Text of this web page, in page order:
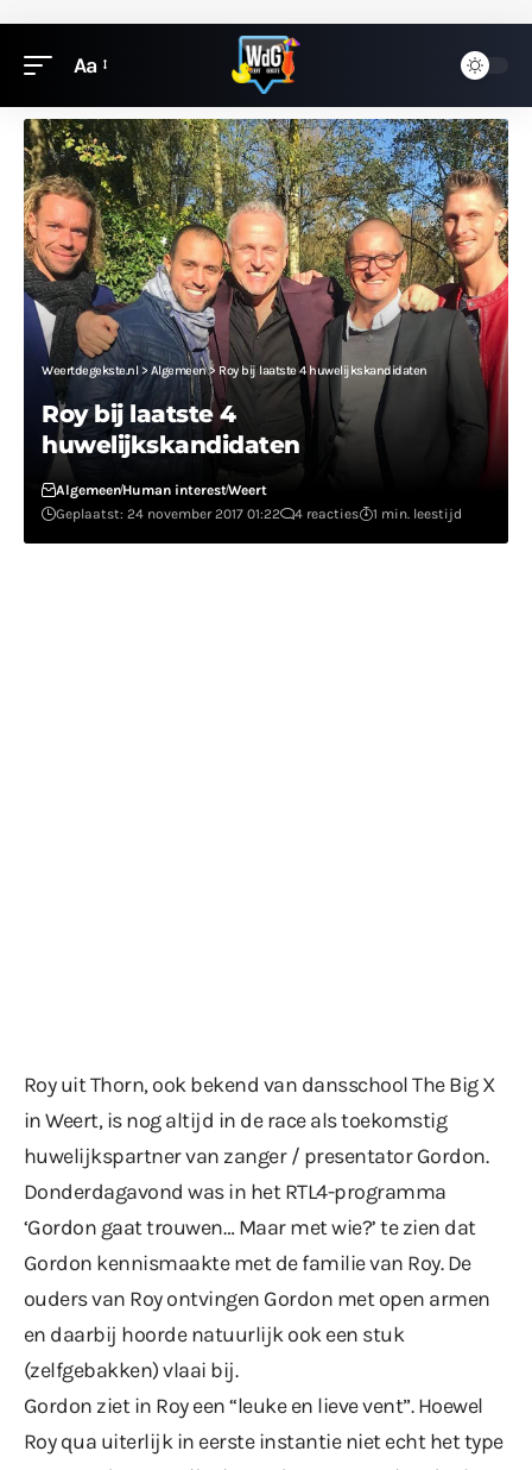
Aa
Weertdegekste.nl> Algemeen> Roy bij laatste 4 huwelijkskandidaten
Roy bij laatste 4
huwelijkskandidaten
AlgemeenHuman interestWeert
Geplaatst: 24 november 2017 01:22
4 reacties 1 min. leestijd
Roy uit Thorn, ook bekend van dansschool The Big X
in Weert, is nog altijd in de race als toekomstig
huwelijkspartner van zanger / presentator Gordon.
Donderdagavond was in het RTL4-programma
‘Gordon gaat trouwen… Maar met wie?’ te zien dat
Gordon kennismaakte met de familie van Roy. De
ouders van Roy ontvingen Gordon met open armen
en daarbij hoorde natuurlijk ook een stuk
(zelfgebakken) vlaai bij.
Gordon ziet in Roy een “leuke en lieve vent”. Hoewel
Roy qua uiterlijk in eerste instantie niet echt het type